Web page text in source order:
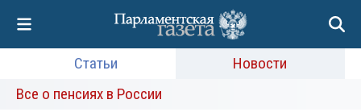
Статьи
Новости
Все о пенсиях в России